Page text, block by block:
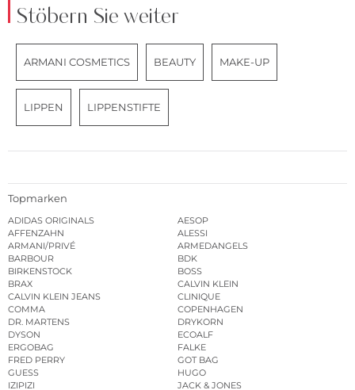
Stöbern Sie weiter
ARMANI COSMETICS BEAUTY MAKE-UP
LIPPEN LIPPENSTIFTE
Topmarken
ADIDAS ORIGINALS
AESOP
AFFENZAHN
ALESSI
ARMANI/PRIVÉ
ARMEDANGELS
BARBOUR
BDK
BIRKENSTOCK
BOSS
BRAX
CALVIN KLEIN
CALVIN KLEIN JEANS
CLINIQUE
COMMA
COPENHAGEN
DR. MARTENS
DRYKORN
DYSON
ECOALF
ERGOBAG
FALKE
FRED PERRY
GOT BAG
GUESS
HUGO
IZIPIZI
JACK & JONES